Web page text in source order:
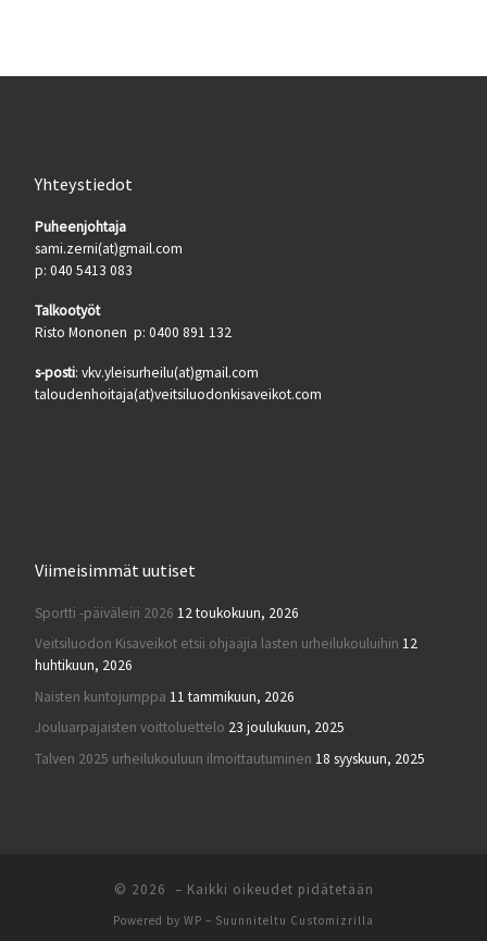
Yhteystiedot
Puheenjohtaja
sami.zerni(at)gmail.com
p: 040 5413 083
Talkootyöt
Risto Mononen p: 0400 891 132
s-posti: vkv.yleisurheilu(at)gmail.com
taloudenhoitaja(at)veitsiluodonkisaveikot.com
Viimeisimmät uutiset
Sportti -päiväleiri 2026 12 toukokuun, 2026
Veitsiluodon Kisaveikot etsii ohjaajia lasten urheilukouluihin 12
huhtikuun, 2026
Naisten kuntojumppa 11 tammikuun, 2026
Jouluarpajaisten voittoluettelo 23 joulukuun, 2025
Talven 2025 urheilukouluun ilmoittautuminen 18 syyskuun, 2025
© 2026 – Kaikki oikeudet pidätetään
Powered by WP – Suunniteltu Customizrilla